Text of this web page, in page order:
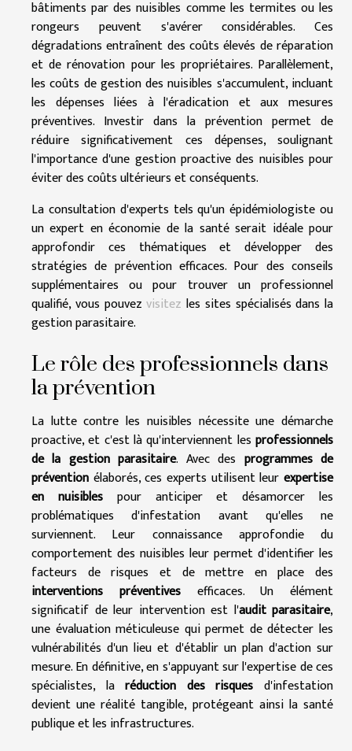
bâtiments par des nuisibles comme les termites ou les
rongeurs peuvent s'avérer considérables. Ces
dégradations entraînent des coûts élevés de réparation
et de rénovation pour les propriétaires. Parallèlement,
les coûts de gestion des nuisibles s'accumulent, incluant
les dépenses liées à l'éradication et aux mesures
préventives. Investir dans la prévention permet de
réduire significativement ces dépenses, soulignant
l'importance d'une gestion proactive des nuisibles pour
éviter des coûts ultérieurs et conséquents.
La consultation d'experts tels qu'un épidémiologiste ou
un expert en économie de la santé serait idéale pour
approfondir ces thématiques et développer des
stratégies de prévention efficaces. Pour des conseils
supplémentaires ou pour trouver un professionnel
qualifié, vous pouvezvisitez les sites spécialisés dans la
gestion parasitaire.
Le rôle des professionnels dans
la prévention
La lutte contre les nuisibles nécessite une démarche
proactive, et c'est là qu'interviennent les professionnels
de la gestion parasitaire. Avec des programmes de
prévention élaborés, ces experts utilisent leur expertise
en nuisiblespour anticiper et désamorcer les
problématiques d'infestation avant qu'elles ne
surviennent. Leur connaissance approfondie du
comportement des nuisibles leur permet d'identifier les
facteurs de risques et de mettre en place des
interventions préventivesefficaces. Un élément
significatif de leur intervention est l'audit parasitaire,
une évaluation méticuleuse qui permet de détecter les
vulnérabilités d'un lieu et d'établir un plan d'action sur
mesure. En définitive, en s'appuyant sur l'expertise de ces
spécialistes, laréduction des risques d'infestation
devient une réalité tangible, protégeant ainsi la santé
publique et les infrastructures.